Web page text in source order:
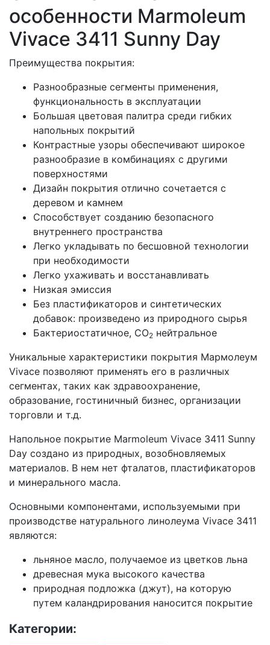
особенности Marmoleum
Vivace 3411 Sunny Day
Преимущества покрытия:
Разнообразные сегменты применения,
функциональность в эксплуатации
Большая цветовая палитра среди гибких
напольных покрытий
Контрастные узоры обеспечивают широкое
разнообразие в комбинациях с другими
поверхностями
Дизайн покрытия отлично сочетается с
деревом и камнем
Способствует созданию безопасного
внутреннего пространства
Легко укладывать по бесшовной технологии
при необходимости
Легко ухаживать и восстанавливать
Низкая эмиссия
Без пластификаторов и синтетических
добавок: произведено из природного сырья
Бактериостатичное, CO2 нейтральное
Уникальные характеристики покрытия Мармолеум
Vivace позволяют применять его в различных
сегментах, таких как здравоохранение,
образование, гостиничный бизнес, организации
торговли и т.д.
Напольное покрытие Marmoleum Vivace 3411 Sunny
Day создано из природных, возобновляемых
материалов. В нем нет фталатов, пластификаторов
и минерального масла.
Основными компонентами, используемыми при
производстве натурального линолеума Vivace 3411
являются:
льняное масло, получаемое из цветков льна
древесная мука высокого качества
природная подложка (джут), на которую
путем каландрирования наносится покрытие
Категории: